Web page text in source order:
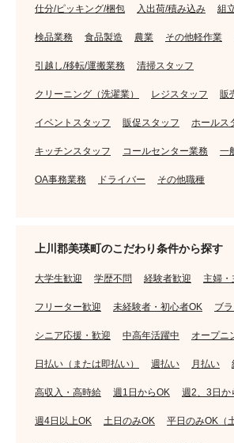
仕分/ピッキング/梱包 入出荷/積み込み 組
検品業務 食品製造 農業 その他軽作業
引越し/移転/運搬業務 清掃スタッフ
クリーニング（洗濯業） レジスタッフ 販
イベントスタッフ 販促スタッフ ホールス
キッチンスタッフ コールセンター業務 一
OA事務業務 ドライバー その他職種
上川郡美瑛町のこだわり条件から探す
大学生歓迎 学歴不問 経験者歓迎 主婦・
フリーター歓迎 未経験者・初心者OK ブ
シニア応援・歓迎 中高年活躍中 オープニ
日払い（または即払い） 週払い 月払い
高収入・高時給 週1日からOK 週2、3日か
週4日以上OK 土日のみOK 平日のみOK（